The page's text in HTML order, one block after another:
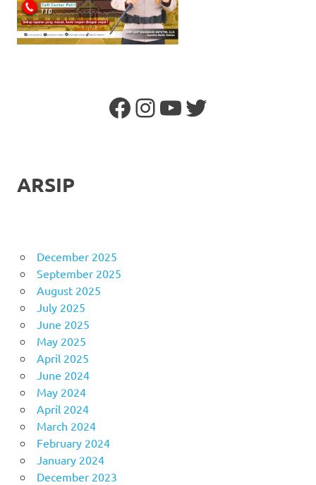
Facebook
Instagram
YouTube
Twitter
ARSIP
December 2025
September 2025
August 2025
July 2025
June 2025
May 2025
April 2025
June 2024
May 2024
April 2024
March 2024
February 2024
January 2024
December 2023